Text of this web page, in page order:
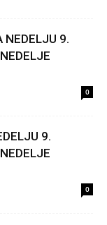
NEDELJU 9.
0
9.
0